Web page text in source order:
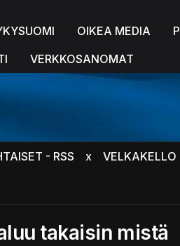
OIKEA MEDIA
VERKKOSANOMAT
- RSS x VELKAKELLO
takaisin mistä